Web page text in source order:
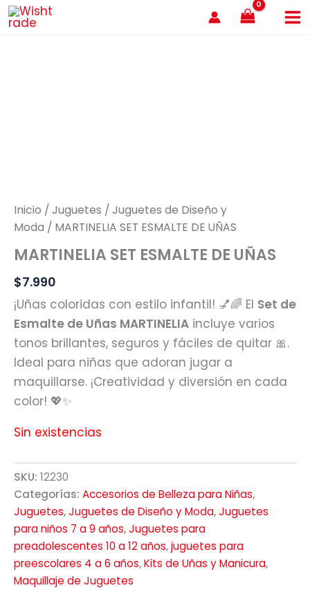
al
Inicio / Juguetes / Juguetes de Diseño y
Moda / MARTINELIA SET ESMALTE DE UÑAS
MARTINELIA SET ESMALTE DE UÑAS
$7.990
¡Uñas coloridas con estilo infantil! 💅🌈 El Set de
Esmalte de Uñas MARTINELIA incluye varios
tonos brillantes, seguros y fáciles de quitar 🎀.
Ideal para niñas que adoran jugar a
maquillarse. ¡Creatividad y diversión en cada
color! 💖✨
Sin existencias
SKU: 12230
Categorías: Accesorios de Belleza para Niñas,
Juguetes,Juguetes de Diseño y Moda,Juguetes
para niños 7 a 9 años,Juguetes para
preadolescentes 10 a 12 años,juguetes para
preescolares 4 a 6 años,Kits de Uñas y Manicura,
Maquillaje de Juguetes